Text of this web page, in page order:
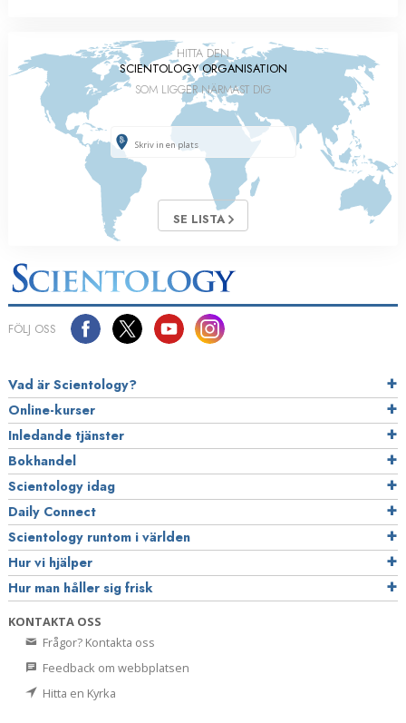
HITTA DEN
SCIENTOLOGY ORGANISATION
SOM LIGGER NÄRMAST DIG
SE LISTA
FÖLJ OSS
Vad är Scientology?
Online-kurser
Inledande tjänster
Bokhandel
Scientology idag
Daily Connect
Scientology runtom i världen
Hur vi hjälper
Hur man håller sig frisk
KONTAKTA OSS
Frågor? Kontakta oss
Feedback om webbplatsen
Hitta en Kyrka